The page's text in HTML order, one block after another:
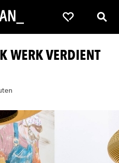
Favorieten
WERK VERDIENT